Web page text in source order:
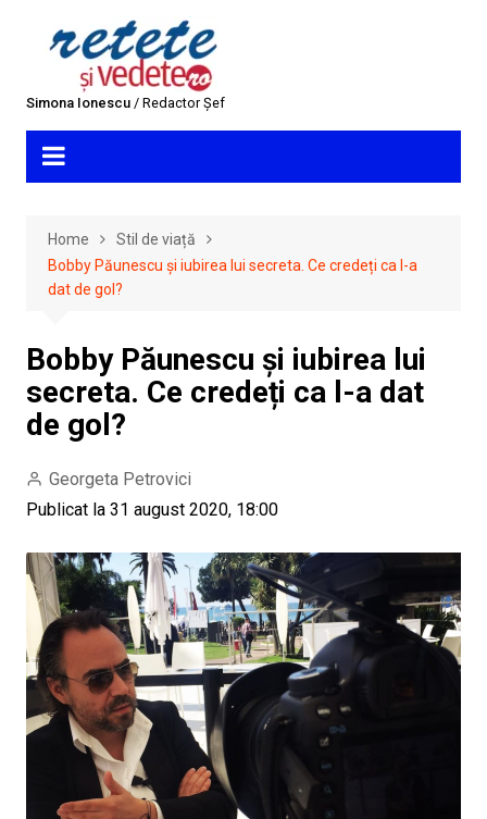
Simona Ionescu/ Redactor Șef
Home
Stil de viață
Bobby Păunescu și iubirea lui secreta. Ce credeți ca l-a
dat de gol?
Bobby Păunescu și iubirea lui
secreta. Ce credeți ca l-a dat
de gol?
Georgeta Petrovici
Publicat la 31 august 2020, 18:00